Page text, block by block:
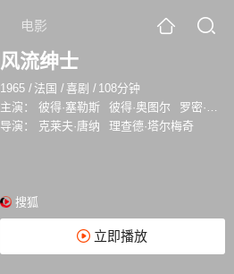
电影
风流绅士
1965 / 法国 /喜剧 / 108分钟
主演：
彼得·塞勒斯 彼得·奥图尔
罗密·施耐德
导演：
克莱夫·唐纳 理查德·塔尔梅奇
搜狐
立即播放